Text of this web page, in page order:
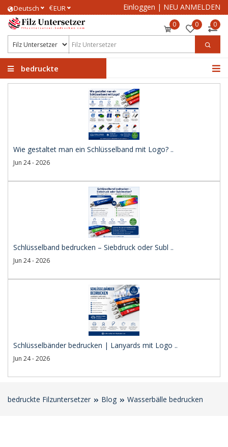
Deutsch €EUR Einloggen | NEU ANMELDEN
0 0 0
bedruckte
Wie gestaltet man ein Schlüsselband mit Logo? ..
Jun 24 - 2026
Schlüsselband bedrucken – Siebdruck oder Subl ..
Jun 24 - 2026
Schlüsselbänder bedrucken | Lanyards mit Logo ..
Jun 24 - 2026
bedruckte Filzuntersetzer Blog Wasserbälle bedrucken